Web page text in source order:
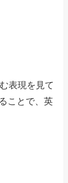
表現を見て
ことで、英